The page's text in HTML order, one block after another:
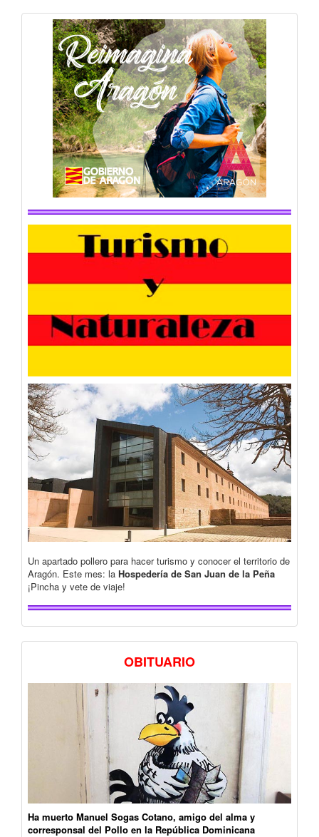
Un apartado pollero para hacer turismo y conocer el territorio de
Aragón. Este mes: la Hospedería de San Juan de la Peña
¡Pincha y vete de viaje!
OBITUARIO
Ha muerto Manuel Sogas Cotano, amigo del alma y
corresponsal del Pollo en la República Dominicana